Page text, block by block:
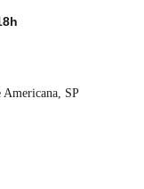
Americana, SP